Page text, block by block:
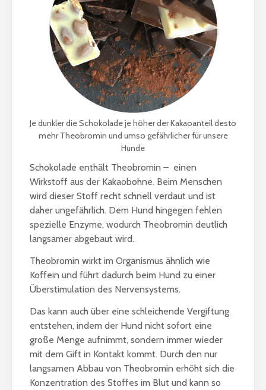
Je dunkler die Schokolade je höher der Kakaoanteil desto
mehr Theobromin und umso gefährlicher für unsere
Hunde
Schokolade enthält Theobromin – einen
Wirkstoff aus der Kakaobohne. Beim Menschen
wird dieser Stoff recht schnell verdaut und ist
daher ungefährlich. Dem Hund hingegen fehlen
spezielle Enzyme, wodurch Theobromin deutlich
langsamer abgebaut wird.
Theobromin wirkt im Organismus ähnlich wie
Koffein und führt dadurch beim Hund zu einer
Überstimulation des Nervensystems.
Das kann auch über eine schleichende Vergiftung
entstehen, indem der Hund nicht sofort eine
große Menge aufnimmt, sondern immer wieder
mit dem Gift in Kontakt kommt. Durch den nur
langsamen Abbau von Theobromin erhöht sich die
Konzentration des Stoffes im Blut und kann so